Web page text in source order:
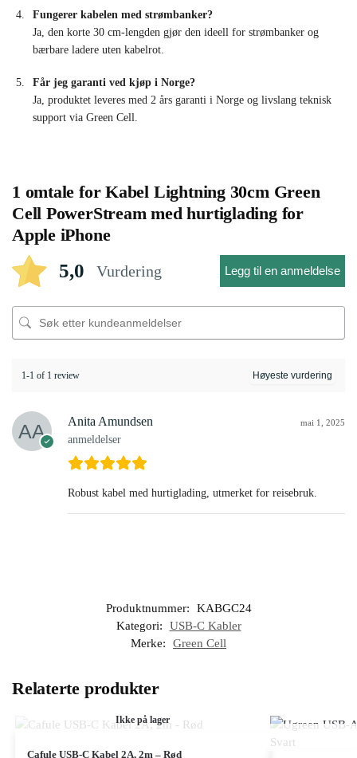
Fungerer kabelen med strømbanker?
Ja, den korte 30 cm-lengden gjør den ideell for strømbanker og
bærbare ladere uten kabelrot.
Får jeg garanti ved kjøp i Norge?
Ja, produktet leveres med 2 års garanti i Norge og livslang teknisk
support via Green Cell.
1 omtale forKabel Lightning 30cm Green
Cell PowerStream med hurtiglading for
Apple iPhone
5,0 Vurdering Legg til en anmeldelse
1-1 of 1 review
Anita Amundsen
anmeldelser
mai 1, 2025
Robust kabel med hurtiglading, utmerket for reisebruk.
Produktnummer:
KABGC24
Kategori:
USB-C Kabler
Merke:
Green Cell
Relaterte produkter
Ikke på lager
Cafule USB-C Kabel 2A, 2m – Rød